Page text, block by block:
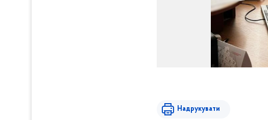
Надрукувати